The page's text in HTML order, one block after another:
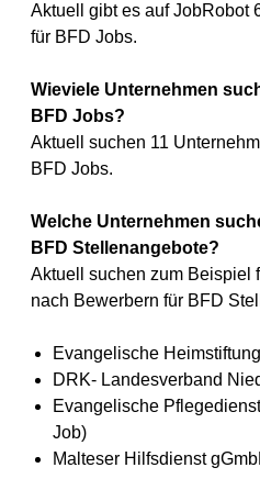
Aktuell gibt es auf JobRobot
für BFD Jobs.
Wieviele Unternehmen
BFD Jobs?
Aktuell suchen 11
BFD Jobs.
Welche Unternehmen
BFD Stellenangebote?
Aktuell suchen zum Beispiel
nach Bewerbern für BFD
Evangelische
DRK- Landesverband
Evangelische
Job)
Malteser Hilfsdienst